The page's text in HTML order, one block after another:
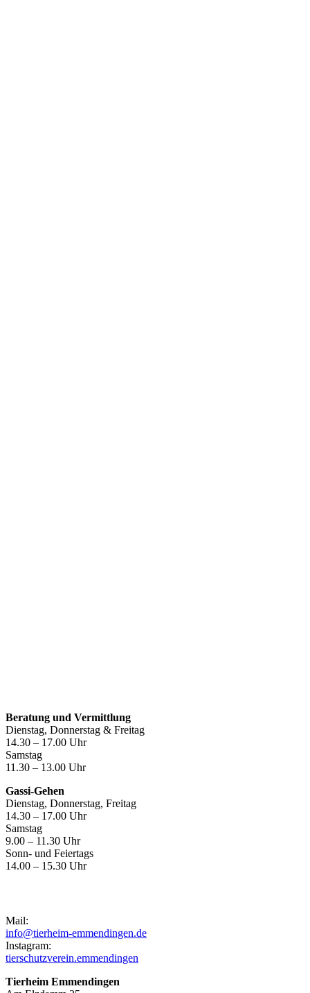
Beratung und Vermittlung
Dienstag, Donnerstag & Freitag
14.30 – 17.00 Uhr
Samstag
11.30 – 13.00 Uhr
Gassi-Gehen
Dienstag, Donnerstag, Freitag
14.30 – 17.00 Uhr
Samstag
9.00 – 11.30 Uhr
Sonn- und Feiertags
14.00 – 15.30 Uhr
Mail:
info@tierheim-emmendingen.de
Instagram:
tierschutzverein.emmendingen
Tierheim Emmendingen